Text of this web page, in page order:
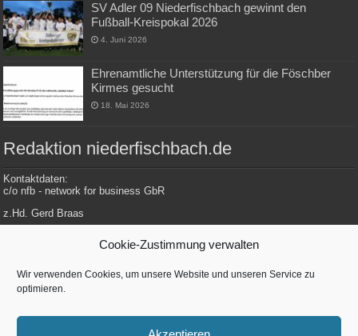
Cookie-Zustimmung verwalten
Wir verwenden Cookies, um unsere Website und unseren Service zu
optimieren.
SV Adler 09 Niederfischbach gewinnt den
Fußball-Kreispokal 2026
4. Juni 2026
Ehrenamtliche Unterstützung für die Föschber
Kirmes gesucht
18. Mai 2026
Redaktion niederfischbach.de
Kontaktdaten:
c/o nfb - network for business GbR
z.Hd. Gerd Braas
Tel.: 0 27 34 / 479 112